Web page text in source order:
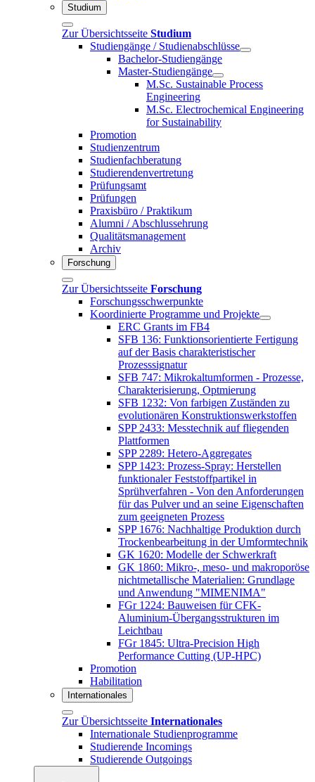
Studium
Zur Übersichtsseite Studium
Studiengänge / Studienabschlüsse
Bachelor-Studiengänge
Master-Studiengänge
M.Sc. Sustainable Process
Engineering
M.Sc. Electrochemical Engineering
for Sustainability
Promotion
Studienzentrum
Studienfachberatung
Studierendenvertretung
Prüfungsamt
Prüfungen
Praxisbüro / Praktikum
Alumni / Abschlussehrung
Qualitätsmanagement
Archiv
Forschung
Zur Übersichtsseite Forschung
Forschungsschwerpunkte
Koordinierte Programme und Projekte
ERC Grants im FB4
SFB 136: Funktionsorientierte Fertigung
auf der Basis charakteristischer
Prozesssignatur
SFB 747: Mikrokaltumformen - Prozesse,
Charakterisierung, Optmierung
SFB 1232: Von farbigen Zuständen zu
evolutionären Konstruktionswerkstoffen
SPP 2433: Messtechnik auf fliegenden
Plattformen
SPP 2289: Hetero-Aggregates
SPP 1423: Prozess-Spray: Herstellen
funktionaler Feststoffpartikel in
Sprühverfahren - Von den Anforderungen
für das Pulver und an seine Eigenschaften
zum geeigneten Prozess
SPP 1676: Nachhaltige Produktion durch
Trockenbearbeitung in der Umformtechnik
GK 1620: Modelle der Schwerkraft
GK 1860: Mikro-, meso- und makroporöse
nichtmetallische Materialien: Grundlage
und Anwendung "MIMENIMA"
FGr 1224: Bauweisen für CFK-
Aluminium-Übergangsstrukturen im
Leichtbau
FGr 1845: Ultra-Precision High
Performance Cutting (UP-HPC)
Promotion
Habilitation
Internationales
Zur Übersichtsseite Internationales
Internationale Studienprogramme
Studierende Incomings
Studierende Outgoings